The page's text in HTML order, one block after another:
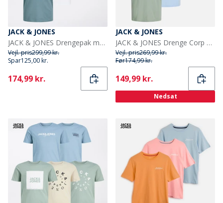
JACK & JONES
JACK & JONES Drengepak med 3 Luke T-shirts Sort
Vejl. pris299,99 kr.
Spar125,00 kr.
Current
174,99 kr.
JACK & JONES
JACK & JONES Drenge Corp Tre Pak T shirts Cashmere Blue
Vejl. pris269,99 kr.
Før174,99 kr.
Current
149,99 kr.
Nedsat